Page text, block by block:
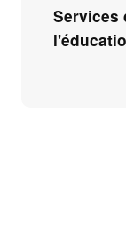
Services